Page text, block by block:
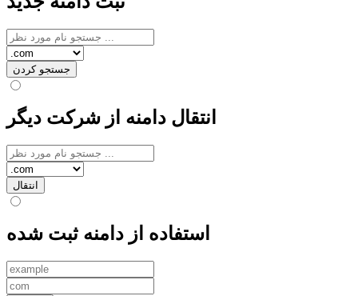
جستجو کردن
انتقال دامنه از شرکت دیگر
انتقال
استفاده از دامنه ثبت شده